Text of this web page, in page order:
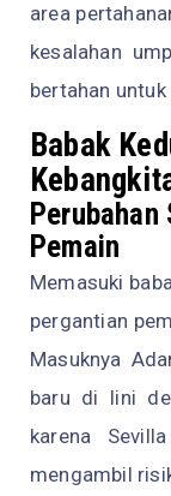
area
kesalahan
bertahan
Babak
Pemain
Memasuki
pergantian
Masuknya
baru di lini
karena
mengambil